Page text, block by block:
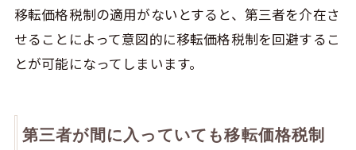
移転価格税制の適用がないとすると、第三者を介在さ
せることによって意図的に移転価格税制を回避するこ
とが可能になってしまいます。
第三者が間に入っていても移転価格税制